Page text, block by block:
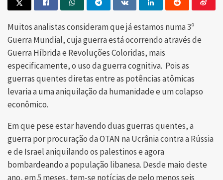
Muitos analistas consideram que já estamos numa 3º
Guerra Mundial, cuja guerra está ocorrendo através de
Guerra Híbrida e Revoluções Coloridas, mais
especificamente, o uso da guerra cognitiva. Pois as
guerras quentes diretas entre as potências atômicas
levaria a uma aniquilação da humanidade e um colapso
econômico.
Em que pese estar havendo duas guerras quentes, a
guerra por procuração da OTAN na Ucrânia contra a Rússia
e de Israel aniquilando os palestinos e agora
bombardeando a população libanesa. Desde maio deste
ano, em 5 meses, tem-se notícias de pelo menos seis